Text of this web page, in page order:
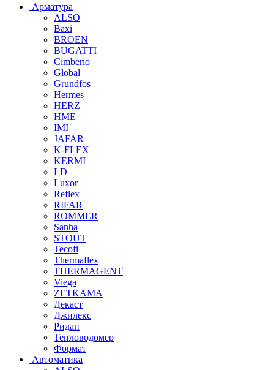
Арматура
ALSO
Baxi
BROEN
BUGATTI
Cimberio
Global
Grundfos
Hermes
HERZ
HME
IMI
JAFAR
K-FLEX
KERMI
LD
Luxor
Reflex
RIFAR
ROMMER
Sanha
STOUT
Tecofi
Thermaflex
THERMAGENT
Viega
ZETKAMA
Декаст
Джилекс
Ридан
Тепловодомер
Формат
Автоматика